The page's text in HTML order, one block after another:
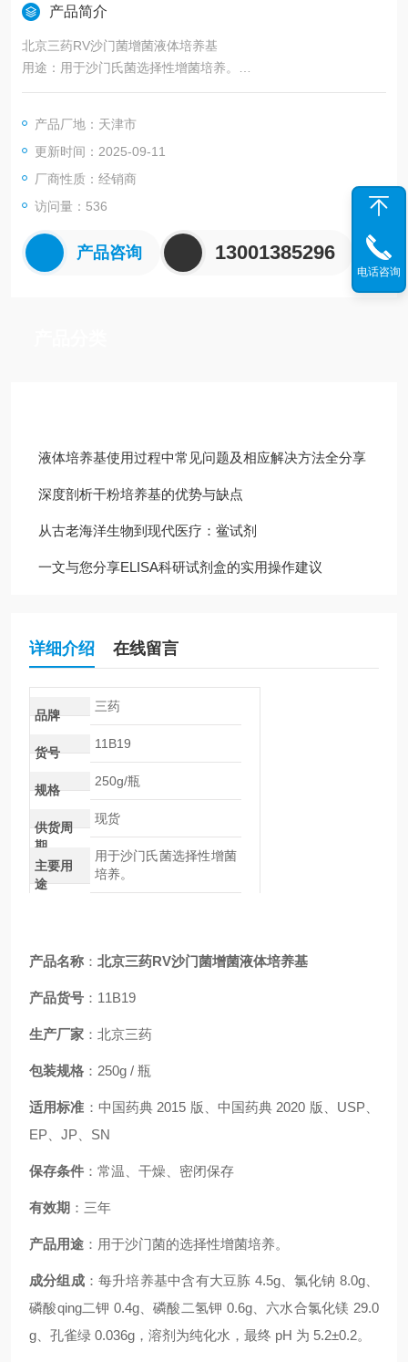
产品简介
北京三药RV沙门菌增菌液体培养基
用途：用于沙门氏菌选择性增菌培养。
适用标准：中国药典2015版、中国药典2020版、USP、EP、J
产品厂地：天津市
更新时间：2025-09-11
厂商性质：经销商
访问量：536
产品咨询 13001385296
液体培养基使用过程中常见问题及相应解决方法全分享
深度剖析干粉培养基的优势与缺点
从古老海洋生物到现代医疗：鲎试剂
一文与您分享ELISA科研试剂盒的实用操作建议
详细介绍 在线留言
品牌
三药
货号
11B19
规格
250g/瓶
供货周
期
现货
主要用
途
用于沙门氏菌选择性增菌
培养。
产品名称 ： 北京三药RV沙门菌增菌液体培养基
产品货号 ：11B19
生产厂家 ：北京三药
包装规格 ：250g / 瓶
适用标准 ：中国药典 2015 版、中国药典 2020 版、USP、
EP、JP、SN
保存条件 ：常温、干燥、密闭保存
有效期 ：三年
产品用途 ：用于沙门菌的选择性增菌培养。
成分组成：每升培养基中含有大豆胨 4.5g、氯化钠 8.0g、
磷酸qing二钾 0.4g、磷酸二氢钾 0.6g、六水合氯化镁 29.0
g、孔雀绿 0.036g，溶剂为纯化水，最终 pH 为 5.2±0.2。
电话咨询